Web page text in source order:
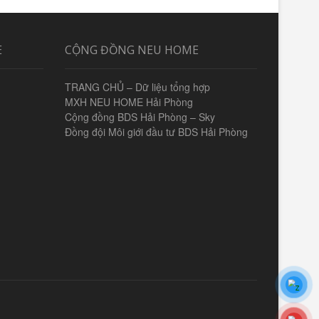
CỘNG ĐỒNG NEU HOME
TRANG CHỦ – Dữ liệu tổng hợp
MXH NEU HOME Hải Phòng
Cộng đồng BDS Hải Phòng – Sky
Đồng đội Môi giới đầu tư BDS Hải Phòng